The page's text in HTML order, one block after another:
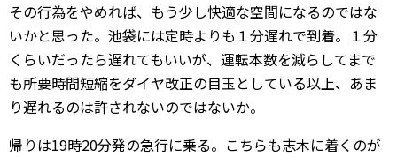
その行為をやめれば、もう少し快適な空間になるのではな
いかと思った。池袋には定時よりも１分遅れで到着。１分
くらいだったら遅れてもいいが、運転本数を減らしてまで
も所要時間短縮をダイヤ改正の目玉としている以上、あま
り遅れるのは許されないのではないか。
帰りは19時20分発の急行に乗る。こちらも志木に着くのが